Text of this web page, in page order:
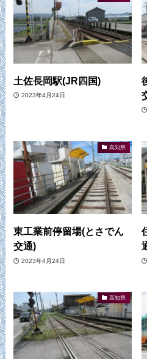
土佐長岡駅(JR四国)
2023年4月24日
高知県
東工業前停留場(とさでん
交通)
2023年4月24日
高知県